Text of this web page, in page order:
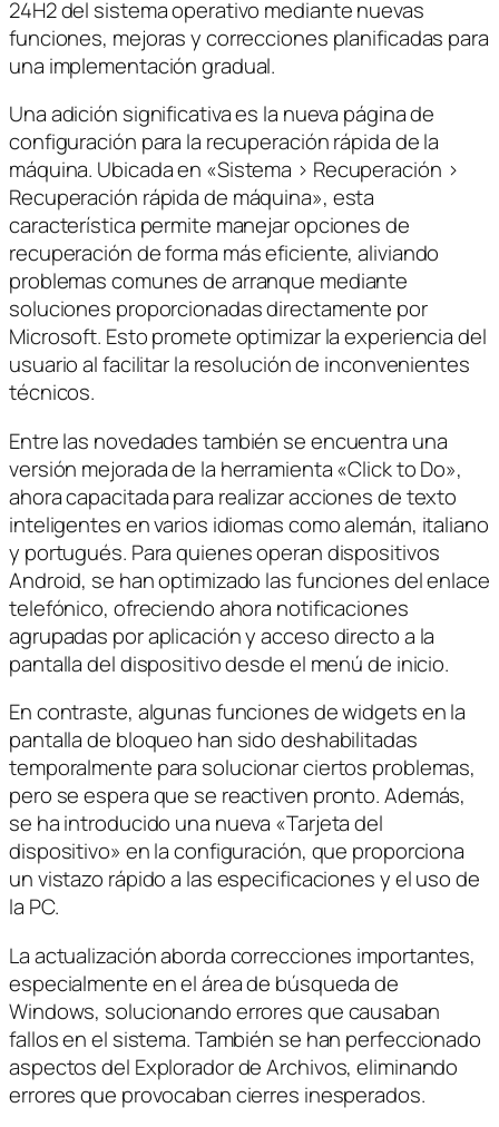
24H2 del sistema operativo mediante nuevas
funciones, mejoras y correcciones planificadas para
una implementación gradual.
Una adición significativa es la nueva página de
configuración para la recuperación rápida de la
máquina. Ubicada en «Sistema > Recuperación >
Recuperación rápida de máquina», esta
característica permite manejar opciones de
recuperación de forma más eficiente, aliviando
problemas comunes de arranque mediante
soluciones proporcionadas directamente por
Microsoft. Esto promete optimizar la experiencia del
usuario al facilitar la resolución de inconvenientes
técnicos.
Entre las novedades también se encuentra una
versión mejorada de la herramienta «Click to Do»,
ahora capacitada para realizar acciones de texto
inteligentes en varios idiomas como alemán, italiano
y portugués. Para quienes operan dispositivos
Android, se han optimizado las funciones del enlace
telefónico, ofreciendo ahora notificaciones
agrupadas por aplicación y acceso directo a la
pantalla del dispositivo desde el menú de inicio.
En contraste, algunas funciones de widgets en la
pantalla de bloqueo han sido deshabilitadas
temporalmente para solucionar ciertos problemas,
pero se espera que se reactiven pronto. Además,
se ha introducido una nueva «Tarjeta del
dispositivo» en la configuración, que proporciona
un vistazo rápido a las especificaciones y el uso de
la PC.
La actualización aborda correcciones importantes,
especialmente en el área de búsqueda de
Windows, solucionando errores que causaban
fallos en el sistema. También se han perfeccionado
aspectos del Explorador de Archivos, eliminando
errores que provocaban cierres inesperados.